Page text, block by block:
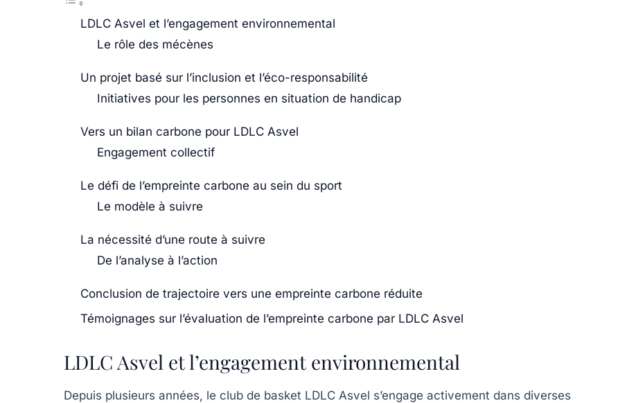
LDLC Asvel et l’engagement environnemental
Le rôle des mécènes
Un projet basé sur l’inclusion et l’éco-responsabilité
Initiatives pour les personnes en situation de handicap
Vers un bilan carbone pour LDLC Asvel
Engagement collectif
Le défi de l’empreinte carbone au sein du sport
Le modèle à suivre
La nécessité d’une route à suivre
De l’analyse à l’action
Conclusion de trajectoire vers une empreinte carbone réduite
Témoignages sur l’évaluation de l’empreinte carbone par LDLC Asvel
LDLC Asvel et l’engagement environnemental
Depuis plusieurs années, le club de basket LDLC Asvel s’engage activement dans diverses